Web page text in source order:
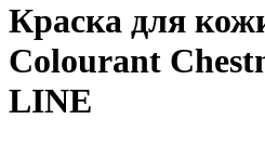
Краска для
Colourant
LINE